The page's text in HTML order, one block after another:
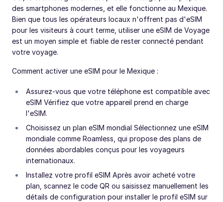
des smartphones modernes, et elle fonctionne au Mexique.
Bien que tous les opérateurs locaux n'offrent pas d'eSIM
pour les visiteurs à court terme, utiliser une eSIM de Voyage
est un moyen simple et fiable de rester connecté pendant
votre voyage.
Comment activer une eSIM pour le Mexique :
Assurez-vous que votre téléphone est compatible avec
eSIM Vérifiez que votre appareil prend en charge
l'eSIM.
Choisissez un plan eSIM mondial Sélectionnez une eSIM
mondiale comme Roamless, qui propose des plans de
données abordables conçus pour les voyageurs
internationaux.
Installez votre profil eSIM Après avoir acheté votre
plan, scannez le code QR ou saisissez manuellement les
détails de configuration pour installer le profil eSIM sur